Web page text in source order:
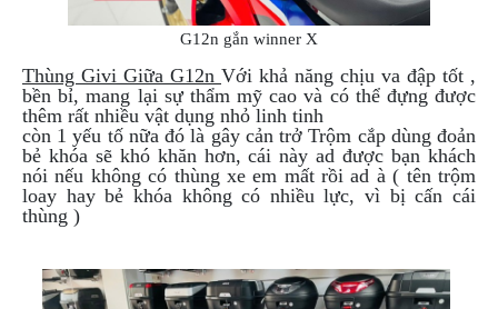
G12n gắn winner X
Thùng Givi Giữa G12n Với khả năng chịu va đập tốt ,
bền bỉ, mang lại sự thẩm mỹ cao và có thể đựng được
thêm rất nhiều vật dụng nhỏ linh tinh
còn 1 yếu tố nữa đó là gây cản trở Trộm cắp dùng đoản
bẻ khóa sẽ khó khăn hơn, cái này ad được bạn khách
nói nếu không có thùng xe em mất rồi ad à ( tên trộm
loay hay bẻ khóa không có nhiều lực, vì bị cấn cái
thùng )